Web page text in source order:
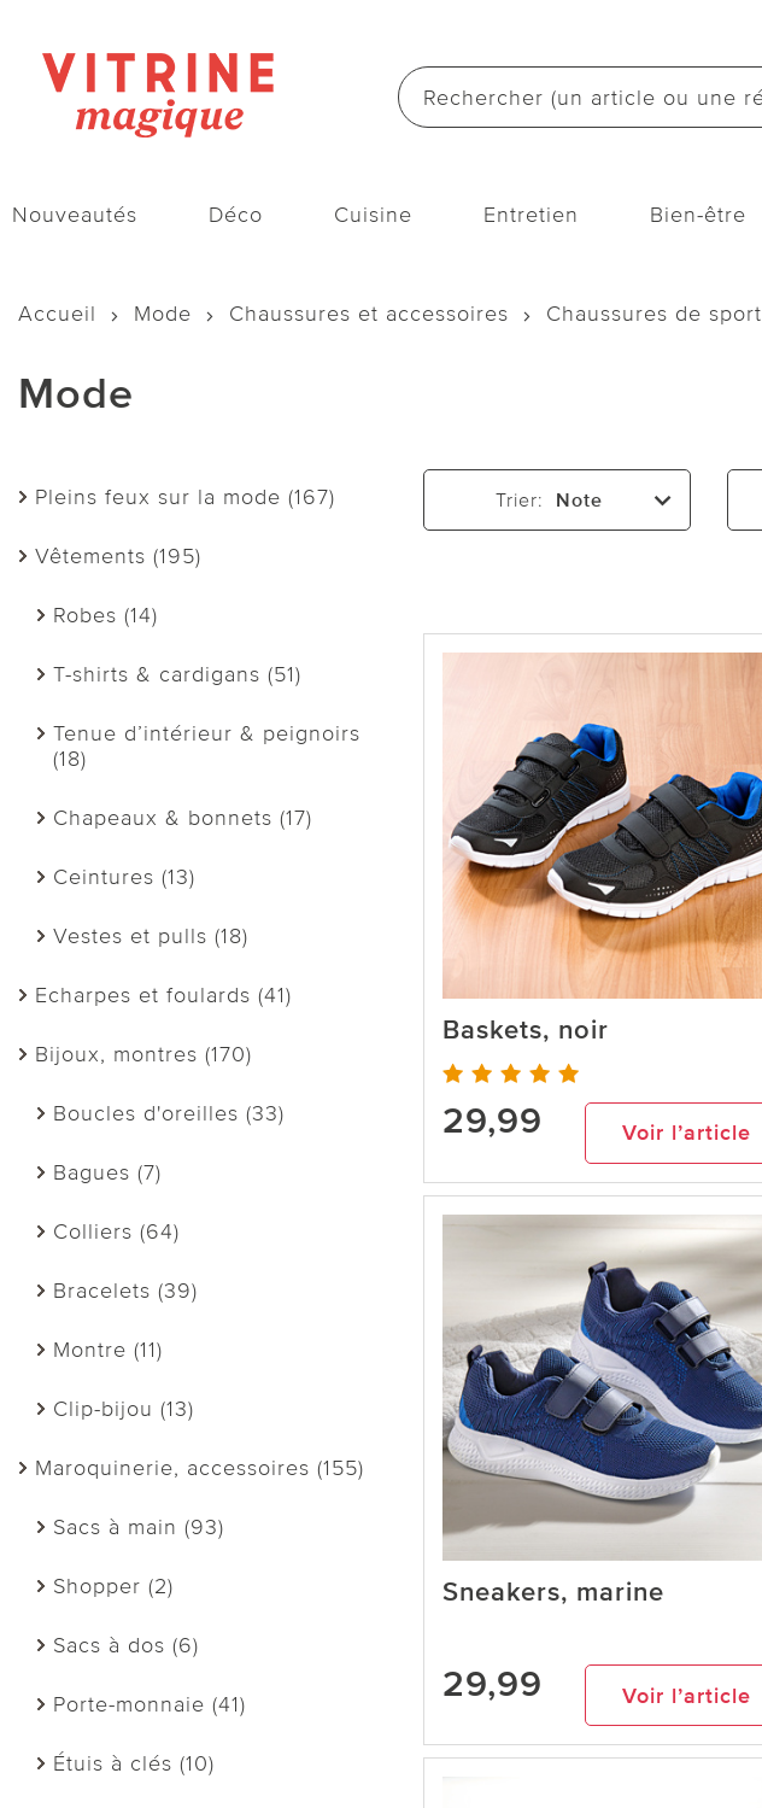
Nouveautés Déco Cuisine Entretien Bien-être
Accueil Mode Chaussures et accessoires Chaussures de sport
Mode
Pleins feux sur la mode (167)
Vêtements (195)
Robes (14)
T-shirts & cardigans (51)
Tenue d’intérieur & peignoirs
(18)
Chapeaux & bonnets (17)
Ceintures (13)
Vestes et pulls (18)
Echarpes et foulards (41)
Bijoux, montres (170)
Boucles d'oreilles (33)
Bagues (7)
Colliers (64)
Bracelets (39)
Montre (11)
Clip-bijou (13)
Maroquinerie, accessoires (155)
Sacs à main (93)
Shopper (2)
Sacs à dos (6)
Porte-monnaie (41)
Étuis à clés (10)
Trier: Note
Baskets, noir
29,99 Voir l’article
Sneakers, marine
29,99 Voir l’article